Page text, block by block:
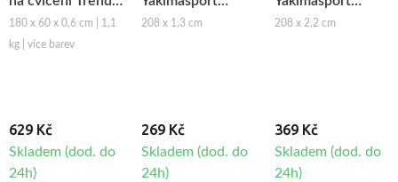
FoldMat Eco
180 x 60 x 0,6 cm | 1,1
kg | více barev
629 Kč
Skladem (dod. do
24h)
Power Band -
208 x 1,3 cm
269 Kč
Skladem (dod. do
24h)
Power Band -
208 x 2,2 cm
369 Kč
Skladem (dod. do
24h)